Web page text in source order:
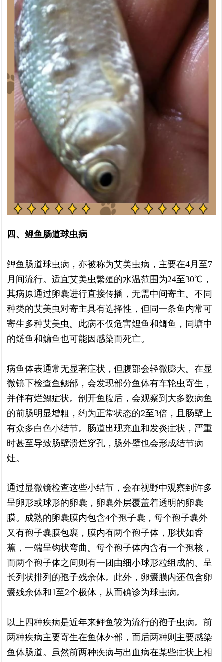
四、鲤鱼肠道球虫病
鲤鱼肠道球虫病，亦被称为艾美虫病，主要在4月至7
月间流行。适宜艾美虫繁殖的水温范围为24至30℃，
其病原通过卵囊进行直接传播，无需中间寄主。不同
种类的艾美虫对寄主具有选择性，但同一条鱼内常可
寄生多种艾美虫。此病不仅危害鲤鱼和鲫鱼，同塘中
的鲢鱼和鳙鱼也可能因感染而死亡。
病鱼体表通常无显著症状，但腹部会轻微膨大。在显
微镜下检查鱼鳃部，会发现部分鱼体有车轮虫寄生，
并伴有烂鳃症状。剖开鱼腹后，会观察到大多数病鱼
的前肠明显增粗，约为正常状态的2至3倍，且肠壁上
有众多白色小结节。肠道出现充血和发炎症状，严重
时甚至导致肠壁溃烂穿孔，肠外壁也会形成结节病
灶。
通过显微镜检查这些小结节，会在视野中观察到许多
呈卵形或球形的卵囊，卵囊外层覆盖着透明的卵囊
膜。成熟的卵囊膜内包含4个孢子囊，每个孢子囊外
又有孢子囊膜包裹，膜内有两个孢子体，形状如香
蕉，一端呈钩状弯曲。每个孢子体内含有一个孢核，
而两个孢子体之间则有一团由细小球形粒组成的、呈
长列状排列的孢子残余体。此外，卵囊膜内还包含卵
囊残余体和1至2个极体，从而确诊为球虫病。
以上四种疾病是近年来鲤鱼较为流行的孢子虫病。前
两种疾病主要寄生在鱼体外部，而后两种则主要感染
鱼体肠道。虽然前两种疾病与出血病在某些症状上相